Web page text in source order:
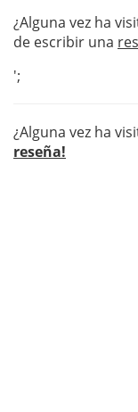
¿Alguna vez ha
de escribir una
';
¿Alguna vez ha
reseña!